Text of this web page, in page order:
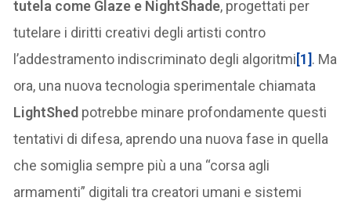
tutela come Glaze e NightShade, progettati per
tutelare i diritti creativi degli artisti contro
l’addestramento indiscriminato degli algoritmi[1]. Ma
ora, una nuova tecnologia sperimentale chiamata
LightShed potrebbe minare profondamente questi
tentativi di difesa, aprendo una nuova fase in quella
che somiglia sempre più a una “corsa agli
armamenti” digitali tra creatori umani e sistemi